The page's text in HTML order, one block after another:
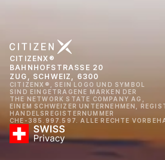
CITIZENX®
BAHNHOFSTRASSE 20
ZUG, SCHWEIZ, 6300
CITIZENX®, SEIN LOGO UND SYMBOL
SIND EINGETRAGENE MARKEN DER
THE NETWORK STATE COMPANY AG,
EINEM SCHWEIZER UNTERNEHMEN,
HANDELSREGISTERNUMMER
CHE-385.997.597. ALLE RECHTE